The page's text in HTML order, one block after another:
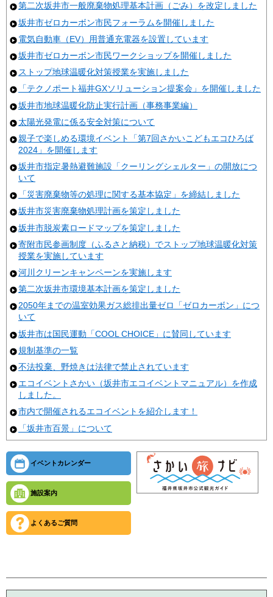
第二次坂井市一般廃棄物処理基本計画（ごみ）を改定しました
坂井市ゼロカーボン市民フォーラムを開催しました
電気自動車（EV）用普通充電器を設置しています
坂井市ゼロカーボン市民ワークショップを開催しました
ストップ地球温暖化対策授業を実施しました
「テクノポート福井GXソリューション提案会」を開催しました
坂井市地球温暖化防止実行計画（事務事業編）
太陽光発電に係る安全対策について
親子で楽しめる環境イベント「第7回さかいこどもエコひろば
2024」を開催します
坂井市指定暑熱避難施設「クーリングシェルター」の開放につ
いて
「災害廃棄物等の処理に関する基本協定」を締結しました
坂井市災害廃棄物処理計画を策定しました
坂井市脱炭素ロードマップを策定しました
寄附市民参画制度（ふるさと納税）でストップ地球温暖化対策
授業を実施しています
河川クリーンキャンペーンを実施します
第二次坂井市環境基本計画を策定しました
2050年までの温室効果ガス総排出量ゼロ「ゼロカーボン」につ
いて
坂井市は国民運動「COOL CHOICE」に賛同しています
規制基準の一覧
不法投棄、野焼きは法律で禁止されています
エコイベントさかい（坂井市エコイベントマニュアル）を作成
しました。
市内で開催されるエコイベントを紹介します！
「坂井市百景」について
イベントカレンダー
施設案内
よくあるご質問